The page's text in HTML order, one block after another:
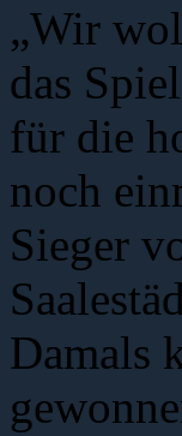
„Wir
das
für die
noch
Sieger
Damals